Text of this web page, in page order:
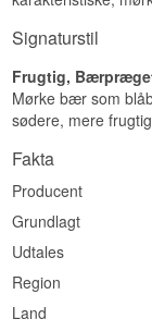
Signaturstil
Frugtig,
Mørke bær som
sødere, mere
Fakta
Producent
Grundlagt
Udtales
Region
Land